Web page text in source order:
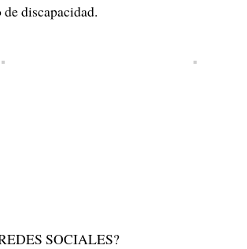
discapacidad.
SOCIALES?